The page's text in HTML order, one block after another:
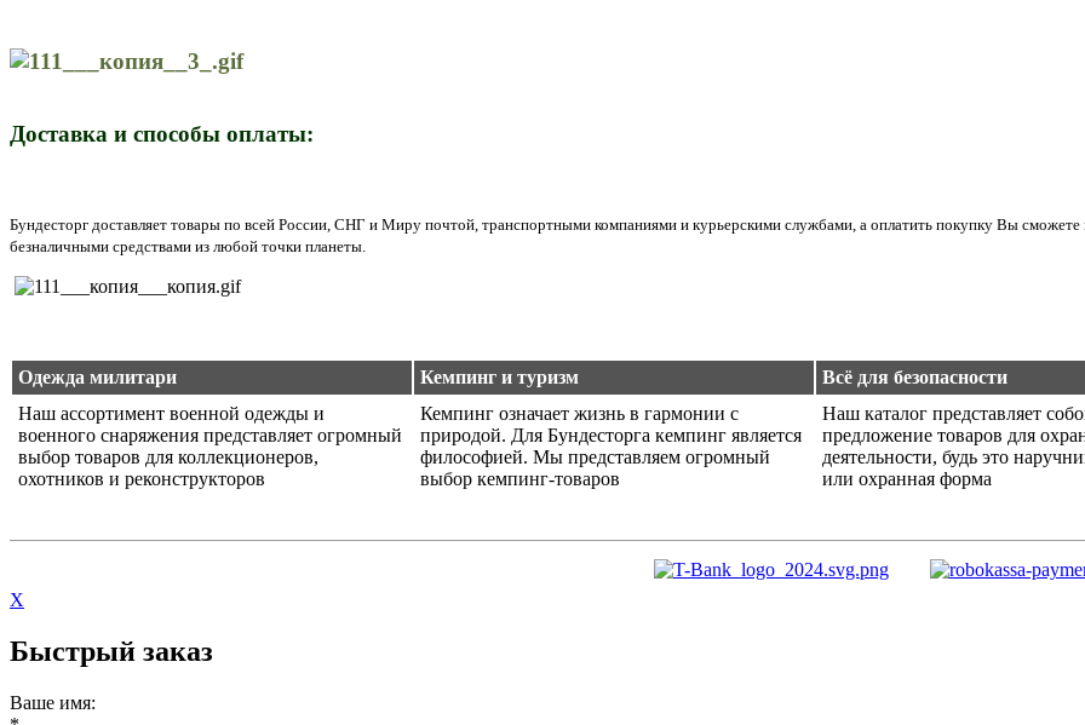
Доставка и способы оплаты:
Бундесторг доставляет товары по всей России, СНГ и Миру почтой, транспортными компаниями и курьерскими службами, а оплатить покупку Вы
безналичными средствами из любой точки планеты.
Одежда милитари Кемпинг и туризм
Всё для безопасности
Наш ассортимент военной одежды и
военного снаряжения представляет огромный
выбор товаров для коллекционеров,
охотников и реконструкторов
Кемпинг означает жизнь в гармонии с
природой. Для Бундесторга кемпинг является
философией. Мы представляем огромный
выбор кемпинг-товаров
Наш каталог представляет
предложение товаров для
деятельности, будь это
или охранная форма
X
Быстрый заказ
Ваше имя: